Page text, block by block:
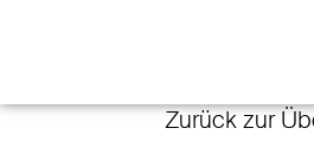
Zurück zur